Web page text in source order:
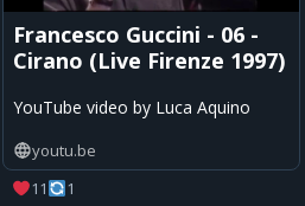
Francesco Guccini - 06 -
Cirano (Live Firenze 1997)
YouTube video by Luca Aquino
youtu.be
11
1